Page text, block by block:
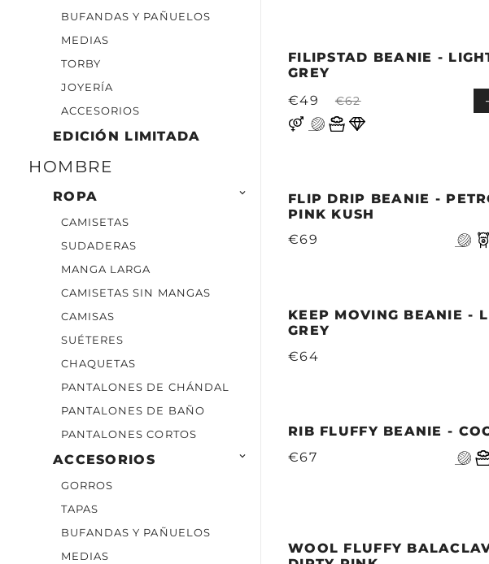
BUFANDAS Y PAÑUELOS
MEDIAS
TORBY
JOYERÍA
ACCESORIOS
EDICIÓN LIMITADA
HOMBRE
ROPA 
CAMISETAS
SUDADERAS
MANGA LARGA
CAMISETAS SIN MANGAS
CAMISAS
SUÉTERES
CHAQUETAS
PANTALONES DE CHÁNDAL
PANTALONES DE BAÑO
PANTALONES CORTOS
ACCESORIOS 
GORROS
TAPAS
BUFANDAS Y PAÑUELOS
MEDIAS
FILIPSTAD BEANIE -
GREY
€49
€62
FLIP DRIP BEANIE -
PINK KUSH
€69
KEEP MOVING BEANIE -
GREY
€64
RIB FLUFFY BEANIE -
€67
WOOL FLUFFY